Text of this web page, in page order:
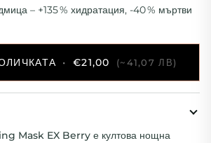
– +135 % хидратация, -40 % мъртви
• €21,00 (~41,07 ЛВ)
Mask EX Berry е култова нощна